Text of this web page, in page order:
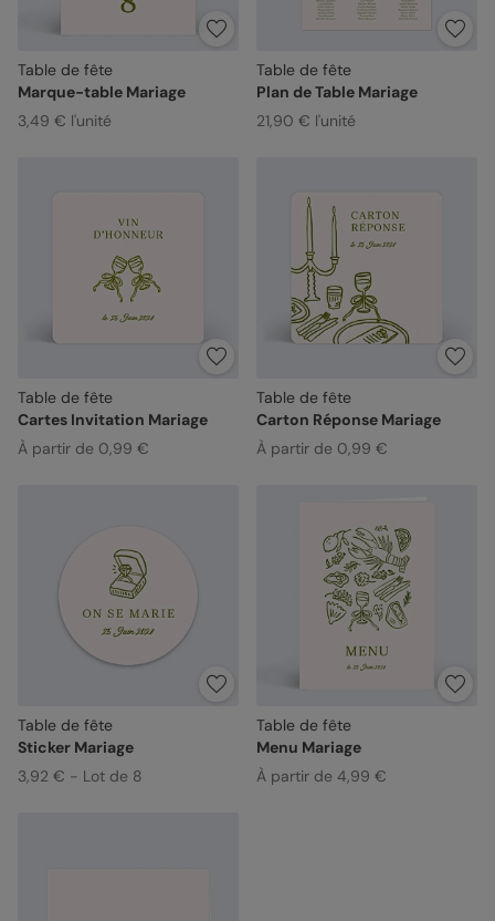
Table de fête
Marque-table Mariage
3,49 € l'unité
Table de fête
Plan de Table Mariage
21,90 € l'unité
Table de fête
Cartes Invitation Mariage
À partir de 0,99 €
Table de fête
Carton Réponse Mariage
À partir de 0,99 €
Table de fête
Sticker Mariage
3,92 € - Lot de 8
Table de fête
Menu Mariage
À partir de 4,99 €